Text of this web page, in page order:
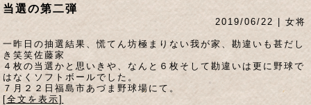
当選の第二弾
2019/06/22 | 女将
一昨日の抽選結果、慌てん坊極まりない我が家、勘違いも甚だし
き笑笑佐藤家
４枚の当選かと思いきや、なんと６枚そして勘違いは更に野球で
はなくソフトボールでした。
７月２２日福島市あづま野球場にて。
[全文を表示]